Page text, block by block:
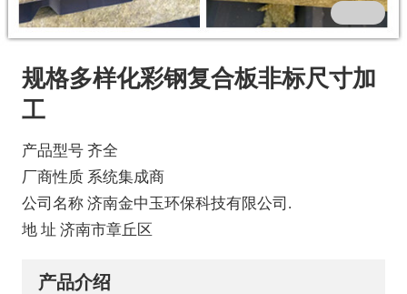
规格多样化彩钢复合板非标尺寸加
工
产品型号 齐全
厂商性质 系统集成商
公司名称 济南金中玉环保科技有限公司.
地 址 济南市章丘区
产品介绍